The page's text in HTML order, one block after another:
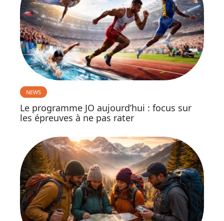
NEWS
Le programme JO aujourd’hui : focus sur
les épreuves à ne pas rater